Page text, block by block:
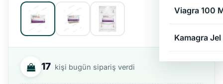
Viagra 100
Kamagra Jel
17 kişi bugün sipariş verdi